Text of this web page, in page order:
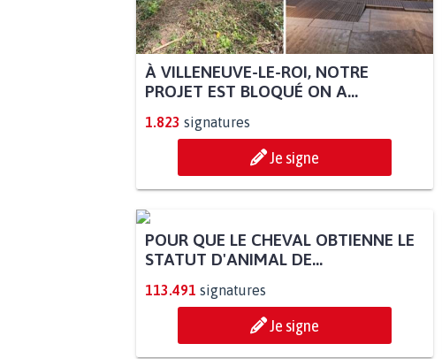
À VILLENEUVE-LE-ROI, NOTRE
PROJET EST BLOQUÉ ON A...
1.823 signatures
Je signe
POUR QUE LE CHEVAL OBTIENNE LE
STATUT D'ANIMAL DE...
113.491 signatures
Je signe